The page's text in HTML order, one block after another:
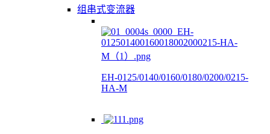
组串式变流器
EH-0125/0140/0160/0180/0200/0215-
HA-M